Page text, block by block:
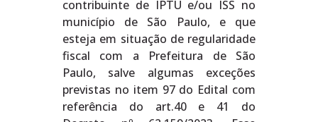
contribuinte de IPTU e/ou ISS no
município de São Paulo, e que
esteja em situação de regularidade
fiscal com a Prefeitura de São
Paulo, salve algumas exceções
previstas no item 97 do Edital com
referência do art.40 e 41 do